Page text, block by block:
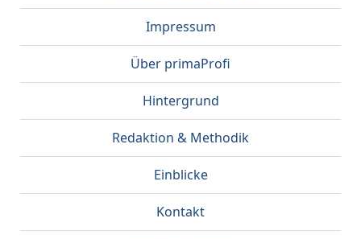
Impressum
Über primaProfi
Hintergrund
Redaktion & Methodik
Einblicke
Kontakt